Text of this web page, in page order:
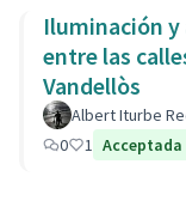
Iluminación y
entre las
Vandellòs
Albert Iturbe
0
1 Acceptada